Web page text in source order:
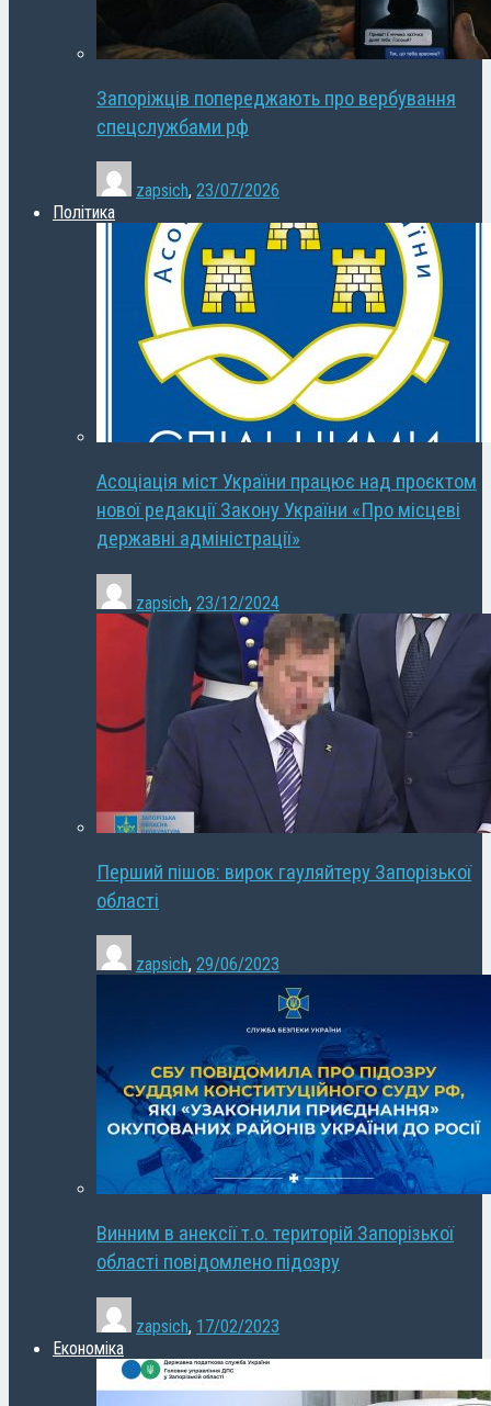
Запоріжців попереджають про вербування
спецслужбами рф
zapsich, 23/07/2026
Політика
Асоціація міст України працює над проєктом
нової редакції Закону України «Про місцеві
державні адміністрації»
zapsich, 23/12/2024
Перший пішов: вирок гауляйтеру Запорізької
області
zapsich, 29/06/2023
Винним в анексії т.о. територій Запорізької
області повідомлено підозру
zapsich, 17/02/2023
Економіка